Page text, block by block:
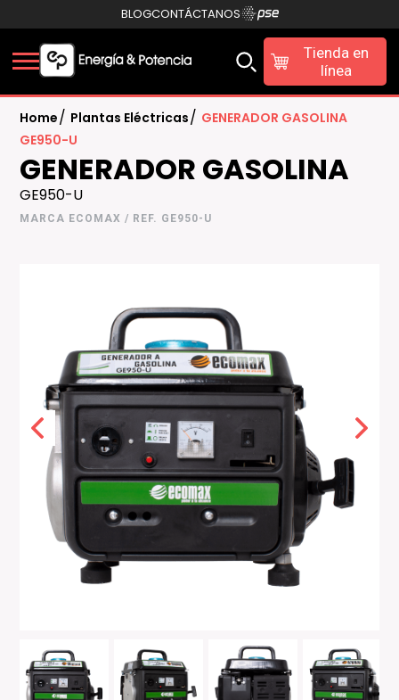
BLOGCONTÁCTANOS
Tienda en
línea
Home/ Plantas Eléctricas/ GENERADOR GASOLINA
GE950-U
GENERADOR GASOLINA
GE950-U
MARCA ECOMAX / REF. GE950-U